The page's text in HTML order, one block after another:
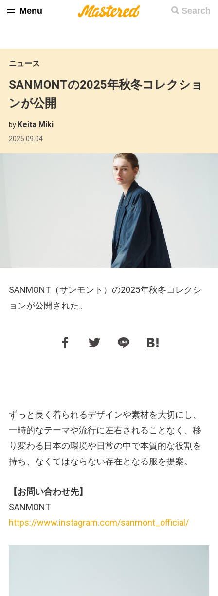
Search
Menu
ニュース
SANMONTの2025年秋冬コレクショ
ンが公開
by Keita Miki
2025.09.04
SANMONT（サンモント）の2025年秋冬コレクシ
ョンが公開された。
ずっと長く着られるデザインや素材を大切にし、
一時的なテーマや流行に左右されることなく、移
り変わる日本の環境や日常の中で本質的な役割を
持ち、なくてはならない存在となる服を提案。
【お問い合わせ先】
SANMONT
https://www.instagram.com/sanmont_official/